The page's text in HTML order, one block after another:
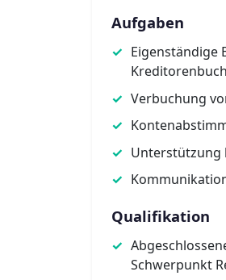
Aufgaben
Eigenständige
Verbuchung
Unterstützung
Qualifikation
Schwerpunkt